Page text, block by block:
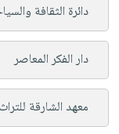
دائرة الثقافة
دار الفكر المعاصر
معهد الشارقة للتراث